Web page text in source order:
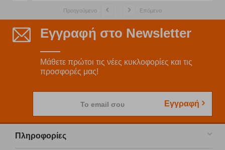
Προηγούμενο Επόμενο
Εγγραφή στο Newsletter
Μάθετε πρώτοι τις νέες κυκλοφορίες και τις
προσφορές μας!
Το email σου Εγγραφή
Πληροφορίες